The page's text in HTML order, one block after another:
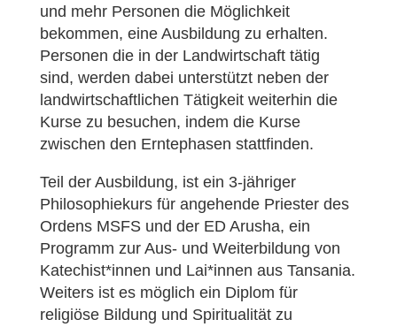
und mehr Personen die Möglichkeit
bekommen, eine Ausbildung zu erhalten.
Personen die in der Landwirtschaft tätig
sind, werden dabei unterstützt neben der
landwirtschaftlichen Tätigkeit weiterhin die
Kurse zu besuchen, indem die Kurse
zwischen den Erntephasen stattfinden.
Teil der Ausbildung, ist ein 3-jähriger
Philosophiekurs für angehende Priester des
Ordens MSFS und der ED Arusha, ein
Programm zur Aus- und Weiterbildung von
Katechist*innen und Lai*innen aus Tansania.
Weiters ist es möglich ein Diplom für
religiöse Bildung und Spiritualität zu